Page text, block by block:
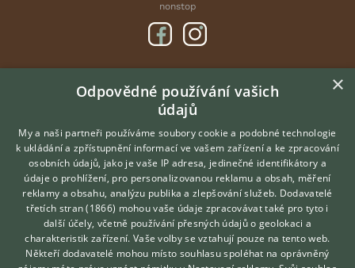
nonstop
DOMOVSKÁ STRÁNKA
INZERCE
DISKUSE
ČLÁNKY
O nás
Kontakt
Možnosti zvýraznění inzerátů
Podmínky užití
Hledáte zvířecího kamaráda?
Zdarma vám poradí
VETERINÁŘ ONLINE
KONZULTOVAT S
×
Odpovědné používání vašich
údajů
My a naši partneři používáme soubory cookie a podobné technologie
k ukládání a zpřístupnění informací ve vašem zařízení a ke zpracování
osobních údajů, jako je vaše IP adresa, jedinečné identifikátory a
údaje o prohlížení, pro personalizovanou reklamu a obsah, měření
reklamy a obsahu, analýzu publika a zlepšování služeb. Dodavatelé
třetích stran (1866) mohou vaše údaje zpracovávat také pro tyto i
další účely, včetně používání přesných údajů o geolokaci a
charakteristik zařízení. Vaše volby se vztahují pouze na tento web.
Někteří dodavatelé mohou místo souhlasu spoléhat na oprávněný